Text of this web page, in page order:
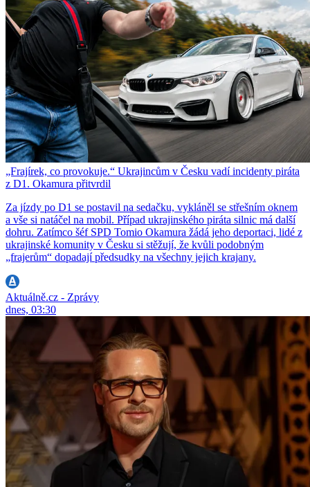
„Frajírek, co provokuje.“ Ukrajincům v Česku vadí incidenty piráta
z D1. Okamura přitvrdil
Za jízdy po D1 se postavil na sedačku, vykláněl se střešním oknem
a vše si natáčel na mobil. Případ ukrajinského piráta silnic má další
dohru. Zatímco šéf SPD Tomio Okamura žádá jeho deportaci, lidé z
ukrajinské komunity v Česku si stěžují, že kvůli podobným
„frajerům“ dopadají předsudky na všechny jejich krajany.
Aktuálně.cz - Zprávy
dnes, 03:30